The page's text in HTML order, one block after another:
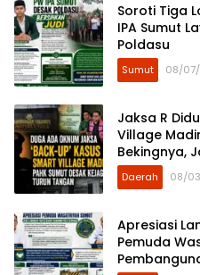
Soroti Tiga
IPA Sumut
Poldasu
Sumut 08/
Jaksa R
Village
Bekingnya,
Hukum!
Daerah 08/
Apresiasi
Pemuda